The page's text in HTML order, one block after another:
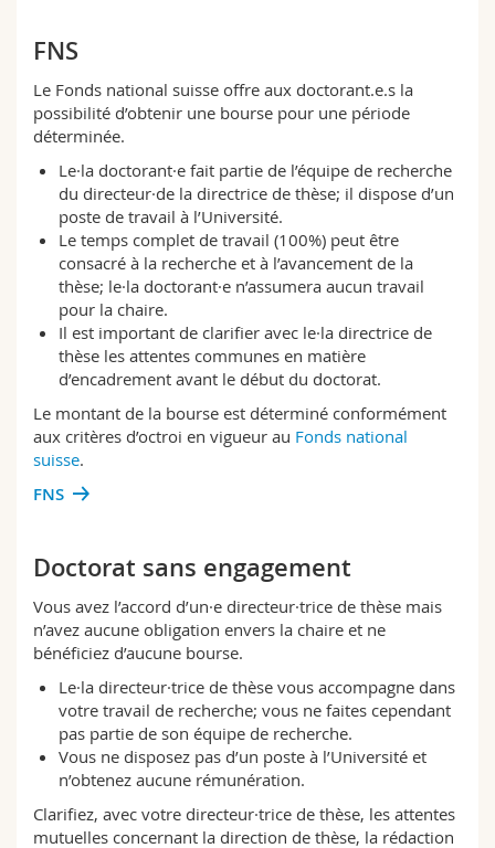
FNS
Le Fonds national suisse offre aux doctorant.e.s la
possibilité d’obtenir une bourse pour une période
déterminée.
Le·la doctorant·e fait partie de l’équipe de recherche
du directeur·de la directrice de thèse; il dispose d’un
poste de travail à l’Université.
Le temps complet de travail (100%) peut être
consacré à la recherche et à l’avancement de la
thèse; le·la doctorant·e n’assumera aucun travail
pour la chaire.
Il est important de clarifier avec le·la directrice de
thèse les attentes communes en matière
d’encadrement avant le début du doctorat.
Le montant de la bourse est déterminé conformément
aux critères d’octroi en vigueur au Fonds national
suisse.
FNS
Doctorat sans engagement
Vous avez l’accord d’un·e directeur·trice de thèse mais
n’avez aucune obligation envers la chaire et ne
bénéficiez d’aucune bourse.
Le·la directeur·trice de thèse vous accompagne dans
votre travail de recherche; vous ne faites cependant
pas partie de son équipe de recherche.
Vous ne disposez pas d’un poste à l’Université et
n’obtenez aucune rémunération.
Clarifiez, avec votre directeur·trice de thèse, les attentes
mutuelles concernant la direction de thèse, la rédaction